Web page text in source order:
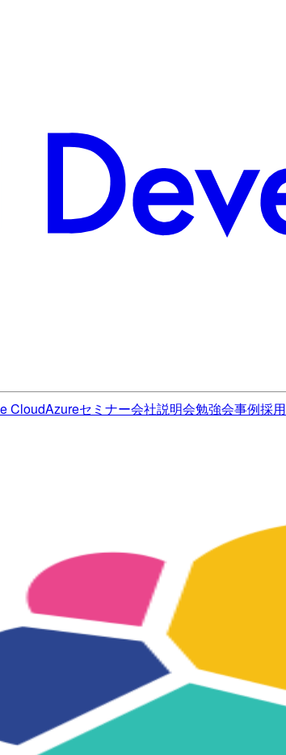
CloudAzureセミナー会社説明会勉強会事例採用